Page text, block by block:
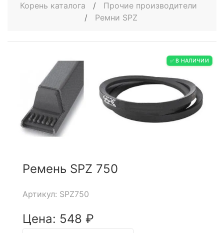
Корень каталога /
Прочие производители
/
Ремни SPZ
✅ В НАЛИЧИИ
Ремень SPZ 750
Артикул: SPZ750
Цена: 548 ₽